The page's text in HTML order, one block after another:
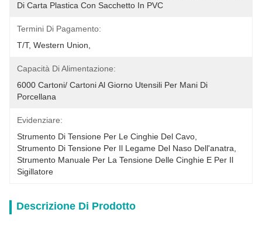
Di Carta Plastica Con Sacchetto In PVC
Termini Di Pagamento:
T/T, Western Union,
Capacità Di Alimentazione:
6000 Cartoni/ Cartoni Al Giorno Utensili Per Mani Di
Porcellana
Evidenziare:
Strumento Di Tensione Per Le Cinghie Del Cavo
Strumento Di Tensione Per Il Legame Del Naso Dell'anatra
Strumento Manuale Per La Tensione Delle Cinghie E Per Il
Sigillatore
Descrizione Di Prodotto